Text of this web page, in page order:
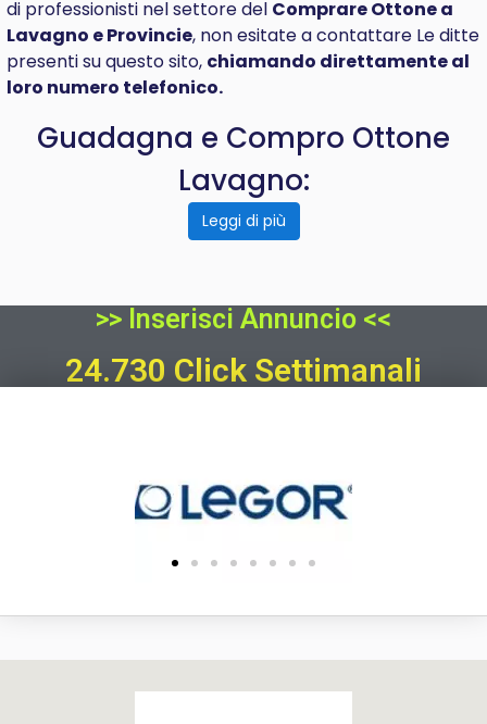
di professionisti nel settore del ComprareOttone a
Lavagno e Provincie, non esitate a contattare Le ditte
presenti su questo sito, chiamando direttamente al
loro numero telefonico.
Guadagna e Compro Ottone
Lavagno:
Leggi di più
>> Inserisci Annuncio <<
24.730 Click Settimanali